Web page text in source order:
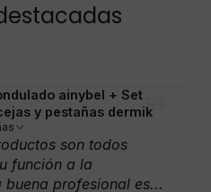
ainybel + Set
y pestañas dermik
son todos
función a la
profesional es...